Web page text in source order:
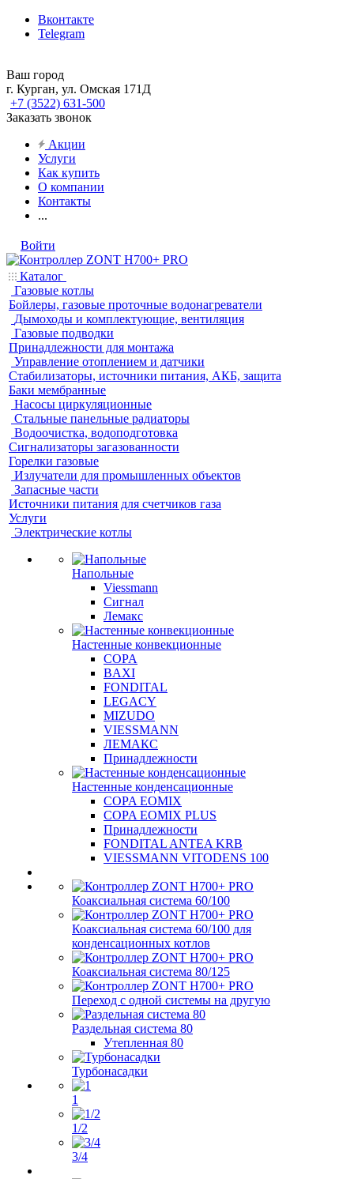
Вконтакте
Telegram
Ваш город
г. Курган, ул. Омская 171Д
+7 (3522) 631-500
Заказать звонок
Акции
Услуги
Как купить
О компании
Контакты
...
Войти
Каталог
Газовые котлы
Бойлеры, газовые проточные водонагреватели
Дымоходы и комплектующие, вентиляция
Газовые подводки
Принадлежности для монтажа
Управление отоплением и датчики
Стабилизаторы, источники питания, АКБ, защита
Баки мембранные
Насосы циркуляционные
Стальные панельные радиаторы
Водоочистка, водоподготовка
Сигнализаторы загазованности
Горелки газовые
Излучатели для промышленных объектов
Запасные части
Источники питания для счетчиков газа
Услуги
Электрические котлы
Напольные
Viessmann
Сигнал
Лемакс
Настенные конвекционные
COPA
BAXI
FONDITAL
LEGACY
MIZUDO
VIESSMANN
ЛЕМАКС
Принадлежности
Настенные конденсационные
COPA EOMIX
COPA EOMIX PLUS
Принадлежности
FONDITAL ANTEA KRB
VIESSMANN VITODENS 100
Коаксиальная система 60/100
Коаксиальная система 60/100 для
конденсационных котлов
Коаксиальная система 80/125
Переход с одной системы на другую
Раздельная система 80
Утепленная 80
Турбонасадки
1
1/2
3/4